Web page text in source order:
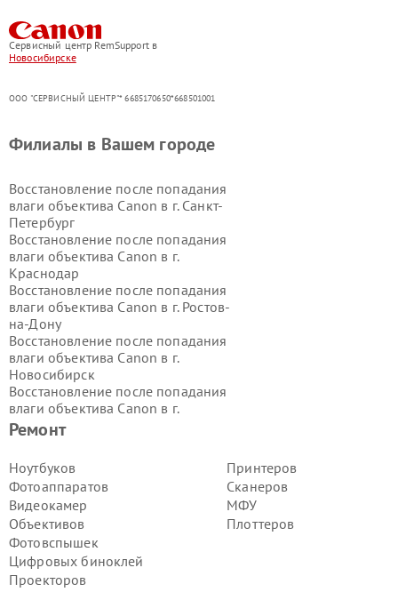
Сервисный центр RemSupport в
Новосибирске
ООО "СЕРВИСНЫЙ ЦЕНТР"* 6685170650*668501001
Ремонт
Ноутбуков
Фотоаппаратов
Видеокамер
Объективов
Фотовспышек
Цифровых биноклей
Проекторов
Принтеров
Сканеров
МФУ
Плоттеров
Филиалы в Вашем городе
Восстановление после попадания
влаги объектива Canon в г. Санкт-
Петербург
Восстановление после попадания
влаги объектива Canon в г.
Краснодар
Восстановление после попадания
влаги объектива Canon в г. Ростов-
на-Дону
Восстановление после попадания
влаги объектива Canon в г.
Новосибирск
Восстановление после попадания
влаги объектива Canon в г.
Екатеринбург
влаги объектива Canon в г.
Восстановление после попадания
влаги объектива Canon в г.
Воронеж
Восстановление после попадания
влаги объектива Canon в г.
Волгоград
Восстановление после попадания
влаги объектива Canon в г.
Восстановление после попадания